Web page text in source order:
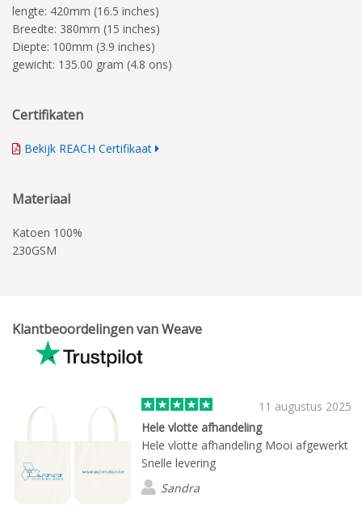
lengte: 420mm (16.5 inches)
Breedte: 380mm (15 inches)
Diepte: 100mm (3.9 inches)
gewicht: 135.00 gram (4.8 ons)
Certifikaten
Bekijk REACH Certifikaat
Materiaal
Katoen 100%
230GSM
Klantbeoordelingen van Weave
11 augustus 2025
Hele vlotte afhandeling
Hele vlotte afhandeling Mooi afgewerkt
Snelle levering
Sandra